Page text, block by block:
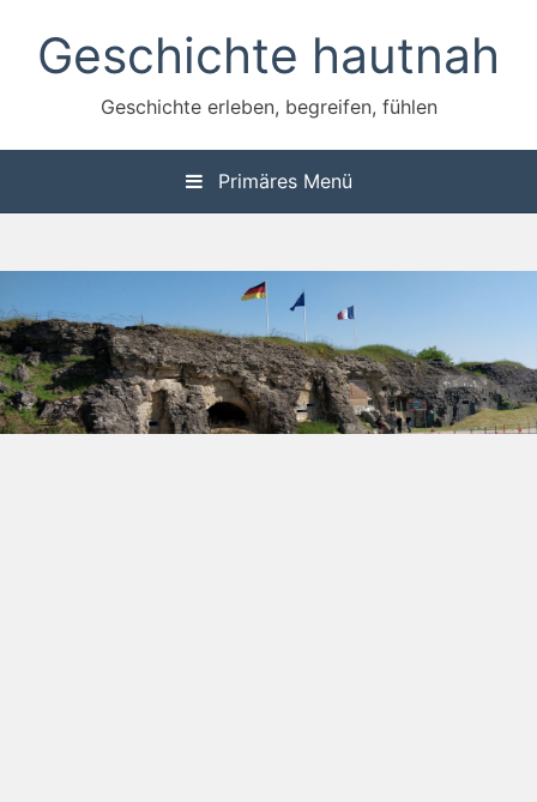
Inhalt
springenGeschichte hautnah
Geschichte erleben, begreifen, fühlen
Primäres Menü